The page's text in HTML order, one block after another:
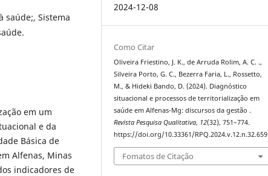
saúde;, Sistema
em um
e da
Básica de
Alfenas, Minas
indicadores de
2024-12-08
Como Citar
Oliveira Friestino, J. K., de Arruda Rolim, A. C. .,
Silveira Porto, G. C., Bezerra Faria, L., Rossetto,
M., & Hideki Bando, D. (2024). Diagnóstico
situacional e processos de territorialização em
saúde em Alfenas-Mg: discursos da gestão .
Revista Pesquisa Qualitativa, 12(32), 751–774.
https://doi.org/10.33361/RPQ.2024.v.12.n.32.659
Fomatos de Citação